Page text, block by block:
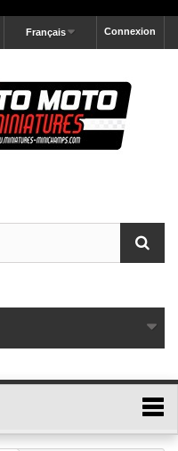
Connexion
Français